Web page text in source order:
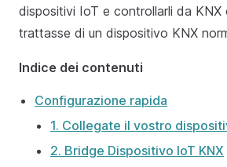
dispositivi IoT e controllarli da KNX
trattasse di un dispositivo KNX
Indice dei contenuti
Configurazione rapida
1. Collegate il vostro
2. Bridge Dispositivo IoT KNX